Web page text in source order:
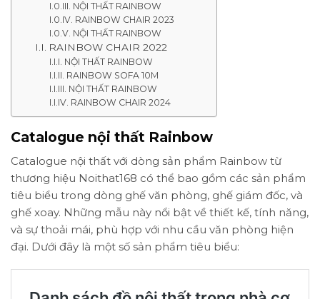
NỘI THẤT RAINBOW
RAINBOW CHAIR 2023
NỘI THẤT RAINBOW
RAINBOW CHAIR 2022
NỘI THẤT RAINBOW
RAINBOW SOFA 10M
NỘI THẤT RAINBOW
RAINBOW CHAIR 2024
Catalogue nội thất Rainbow
Catalogue nội thất với dòng sản phẩm Rainbow từ
thương hiệu Noithat168 có thể bao gồm các sản phẩm
tiêu biểu trong dòng ghế văn phòng, ghế giám đốc, và
ghế xoay. Những mẫu này nổi bật về thiết kế, tính năng,
và sự thoải mái, phù hợp với nhu cầu văn phòng hiện
đại. Dưới đây là một số sản phẩm tiêu biểu: